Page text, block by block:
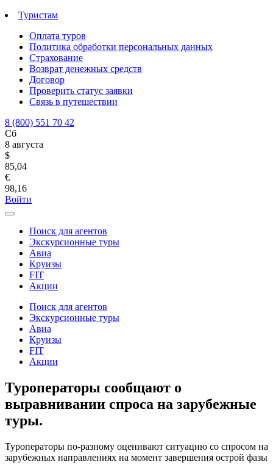
Туристам
Оплата туров
Политика обработки персональных данных
Страхование
Возврат денежных средств
Договор
Проверить статус заявки
Связь в путешествии
8 (800) 551 70 42
Сб
8 августа
$
85,04
€
98,16
Войти
Поиск для агентов
Экскурсионные туры
Авиа
Круизы
FIT
Акции
Поиск для агентов
Экскурсионные туры
Авиа
Круизы
FIT
Акции
Туроператоры сообщают о
выравнивании спроса на зарубежные
туры.
Туроператоры по-разному оценивают ситуацию со спросом на
зарубежных направлениях на момент завершения острой фазы